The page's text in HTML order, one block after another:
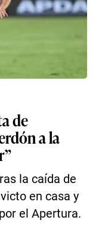
de
a la
la caída de
en casa y
el Apertura.